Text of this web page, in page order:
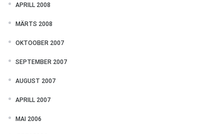
APRILL 2008
MÄRTS 2008
OKTOOBER 2007
SEPTEMBER 2007
AUGUST 2007
APRILL 2007
MAI 2006